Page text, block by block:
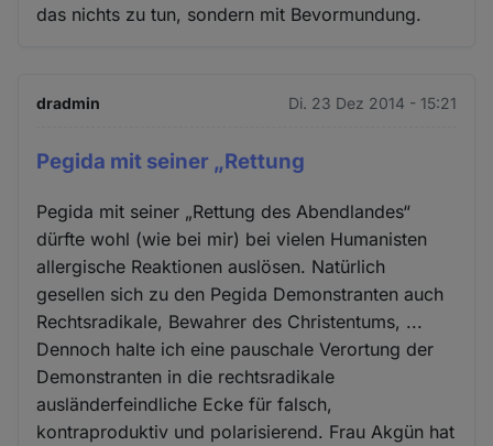
das nichts zu tun, sondern mit Bevormundung.
dradmin Di. 23 Dez 2014 - 15:21
Pegida mit seiner „Rettung
Pegida mit seiner „Rettung des Abendlandes“
dürfte wohl (wie bei mir) bei vielen Humanisten
allergische Reaktionen auslösen. Natürlich
gesellen sich zu den Pegida Demonstranten auch
Rechtsradikale, Bewahrer des Christentums, ...
Dennoch halte ich eine pauschale Verortung der
Demonstranten in die rechtsradikale
ausländerfeindliche Ecke für falsch,
kontraproduktiv und polarisierend. Frau Akgün hat